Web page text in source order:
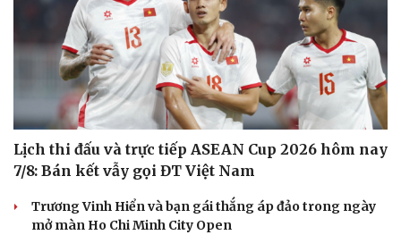
Văn hóa
Sân khấu - Điện ảnh
Văn học
Âm nhạc
Giải trí
Thời trang
Sao Việt
Lịch thi đấu và trực tiếp ASEAN Cup 2026 hôm nay
7/8: Bán kết vẫy gọi ĐT Việt Nam
Trương Vinh Hiển và bạn gái thắng áp đảo trong ngày
mở màn Ho Chi Minh City Open